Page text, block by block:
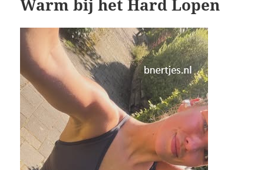
Warm bij het Hard Lopen